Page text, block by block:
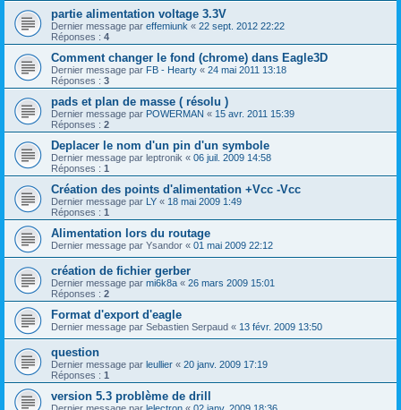
partie alimentation voltage 3.3V
Dernier message par effemiunk « 22 sept. 2012 22:22
Réponses : 4
Comment changer le fond (chrome) dans Eagle3D
Dernier message par FB - Hearty « 24 mai 2011 13:18
Réponses : 3
pads et plan de masse ( résolu )
Dernier message par POWERMAN « 15 avr. 2011 15:39
Réponses : 2
Deplacer le nom d'un pin d'un symbole
Dernier message par leptronik « 06 juil. 2009 14:58
Réponses : 1
Création des points d'alimentation +Vcc -Vcc
Dernier message par LY « 18 mai 2009 1:49
Réponses : 1
Alimentation lors du routage
Dernier message par Ysandor « 01 mai 2009 22:12
création de fichier gerber
Dernier message par mi6k8a « 26 mars 2009 15:01
Réponses : 2
Format d'export d'eagle
Dernier message par Sebastien Serpaud « 13 févr. 2009 13:50
question
Dernier message par leullier « 20 janv. 2009 17:19
Réponses : 1
version 5.3 problème de drill